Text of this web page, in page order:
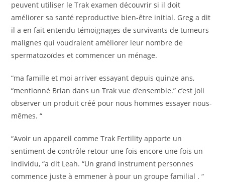
peuvent utiliser le Trak examen découvrir si il doit
améliorer sa santé reproductive bien-être initial. Greg a dit
il a en fait entendu témoignages de survivants de tumeurs
malignes qui voudraient améliorer leur nombre de
spermatozoïdes et commencer un ménage.
“ma famille et moi arriver essayant depuis quinze ans,
“mentionné Brian dans un Trak vue d’ensemble.” c’est joli
observer un produit créé pour nous hommes essayer nous-
mêmes. “
“Avoir un appareil comme Trak Fertility apporte un
sentiment de contrôle retour une fois encore une fois un
individu, “a dit Leah. “Un grand instrument personnes
commence juste à emmener à pour un groupe familial . “